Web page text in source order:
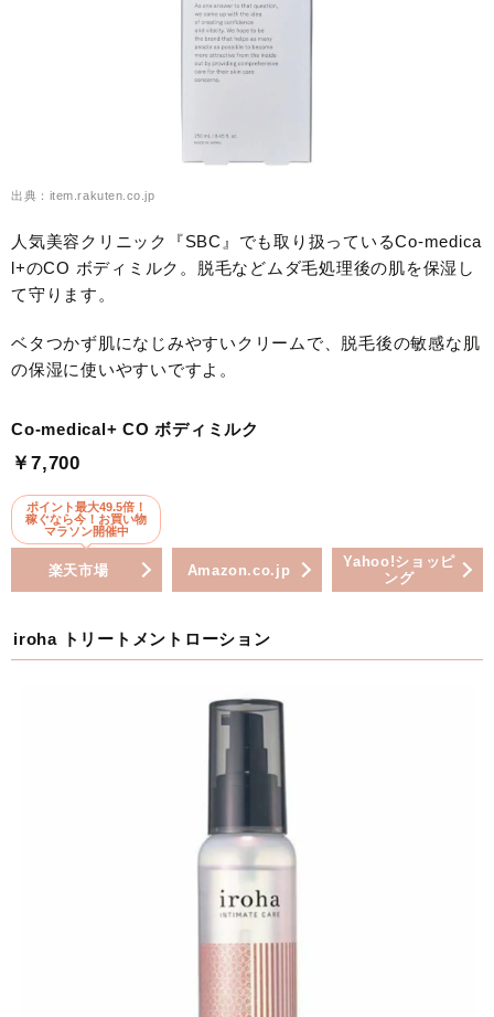
出典：item.rakuten.co.jp
人気美容クリニック『SBC』でも取り扱っているCo-medica
l+のCO ボディミルク。脱毛などムダ毛処理後の肌を保湿し
て守ります。
ベタつかず肌になじみやすいクリームで、脱毛後の敏感な肌
の保湿に使いやすいですよ。
Co-medical+ CO ボディミルク
￥7,700
ポイント最大49.5倍！
稼ぐなら今！お買い物
マラソン開催中
楽天市場 Amazon.co.jp
Yahoo!ショッピ
ング
iroha トリートメントローション